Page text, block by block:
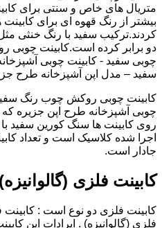
متریال های خاص و سنتی برای
بیشتر از رنگ قهوه ای برای
کردند.ترکیب سفید با رنگ خنثی
دو برابر کرده است.کابینت
چوبی سفید - کابینت چوبی
سفید – مدل اپن آشپزخانه طرح
کابینت چوبی روکش چوب رنگ سفید
چوبی آشپزخانه طرح اپن جزیره
روی کابینت ها سنگ کورین
اجرا شده کلاسیک است و تعداد
جادار است.
کابینت فلزی (گالوانیزه)
کابینت فلزی دو نوع است : کابینت
فلزی (گالوانیزه) . ایرادات این